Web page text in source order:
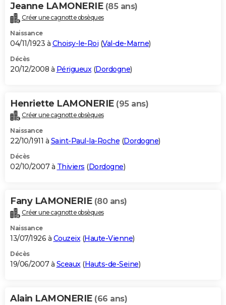
Jeanne LAMONERIE (85 ans)
Créer une cagnotte obsèques
Naissance
04/11/1923 à Choisy-le-Roi (Val-de-Marne)
Décès
20/12/2008 à Périgueux(Dordogne)
Henriette LAMONERIE (95 ans)
Créer une cagnotte obsèques
Naissance
22/10/1911 à Saint-Paul-la-Roche (Dordogne)
Décès
02/10/2007 à Thiviers (Dordogne)
Fany LAMONERIE (80 ans)
Créer une cagnotte obsèques
Naissance
13/07/1926 à Couzeix(Haute-Vienne)
Décès
19/06/2007 à Sceaux(Hauts-de-Seine)
Alain LAMONERIE (66 ans)